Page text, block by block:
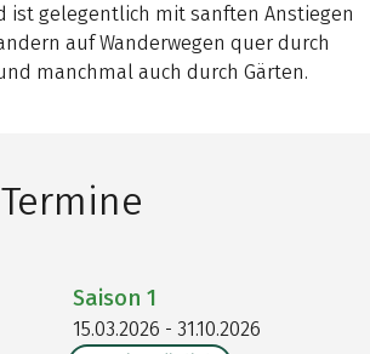
ist gelegentlich mit sanften Anstiegen
auf Wanderwegen quer durch
manchmal auch durch Gärten.
Saison 1
15.03.2026 - 31.10.2026